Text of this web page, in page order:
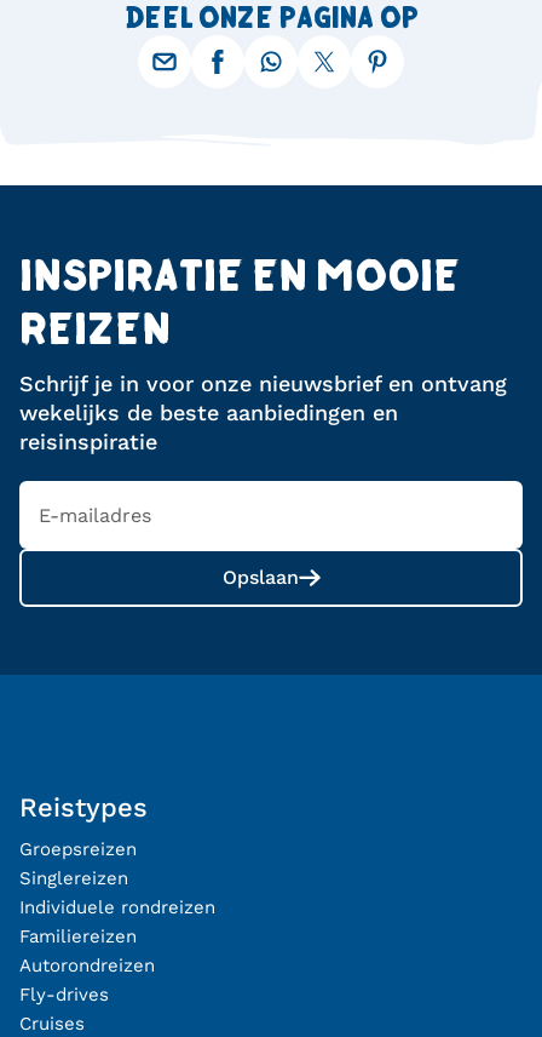
DEEL ONZE PAGINA OP
INSPIRATIE EN MOOIE
REIZEN
Schrijf je in voor onze nieuwsbrief en ontvang
wekelijks de beste aanbiedingen en
reisinspiratie
Opslaan
Reistypes
Groepsreizen
Singlereizen
Individuele rondreizen
Familiereizen
Autorondreizen
Fly-drives
Cruises